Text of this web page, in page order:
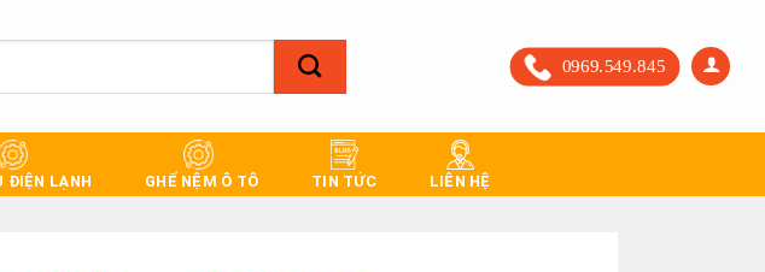
0969.549.845
ĐIỆN LẠNH GHẾ NỆM Ô TÔ TIN TỨC LIÊN HỆ